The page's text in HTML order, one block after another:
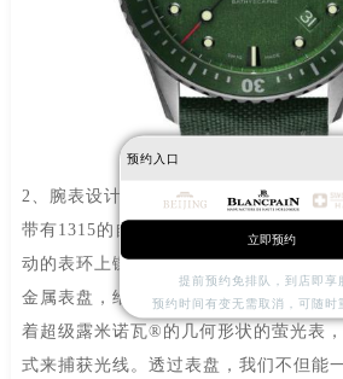
2、腕表设计。这款绿色的手表是一款43
带有1315的自动运动装置，可以提供5
动的表环上镶嵌着一块陶瓷镶嵌物，以
金属表盘，给人一种动感而独特的感觉
着超级露米诺瓦®的几何形状的萤光表
式来捕获光线。透过表盘，我们不但能
预约入口
立即预约
提前预约免排队，到店即享
预约时间有变无需取消，可随时